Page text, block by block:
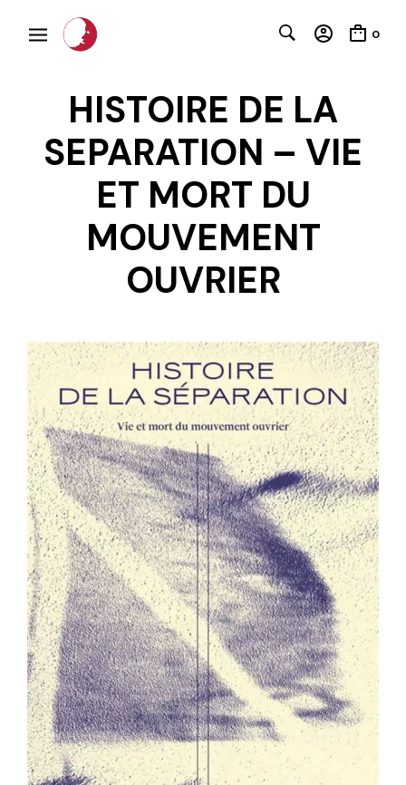
0
HISTOIRE DE LA
SEPARATION – VIE
ET MORT DU
MOUVEMENT
OUVRIER